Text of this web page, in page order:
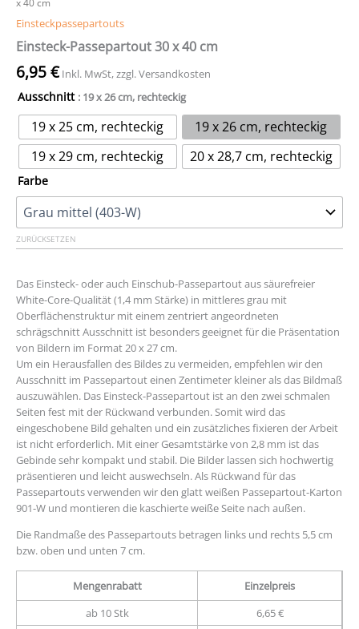
Einsteckpassepartouts
Einsteck-Passepartout 30 x 40 cm
6,95€ Inkl. MwSt, zzgl. Versandkosten
Ausschnitt : 19 x 26 cm, rechteckig
19 x 25 cm, rechteckig
19 x 26 cm, rechteckig
19 x 29 cm, rechteckig
20 x 28,7 cm, rechteckig
Farbe
ZURÜCKSETZEN
Das Einsteck- oder auch Einschub-Passepartout aus säurefreier
White-Core-Qualität (1,4 mm Stärke) in mittleres grau mit
Oberflächenstruktur mit einem zentriert angeordneten
schrägschnitt Ausschnitt ist besonders geeignet für die Präsentation
von Bildern im Format 20 x 27 cm.
Um ein Herausfallen des Bildes zu vermeiden, empfehlen wir den
Ausschnitt im Passepartout einen Zentimeter kleiner als das Bildmaß
auszuwählen. Das Einsteck-Passepartout ist an den zwei schmalen
Seiten fest mit der Rückwand verbunden. Somit wird das
eingeschobene Bild gehalten und ein zusätzliches fixieren der Arbeit
ist nicht erforderlich. Mit einer Gesamtstärke von 2,8 mm ist das
Gebinde sehr kompakt und stabil. Die Bilder lassen sich hochwertig
präsentieren und leicht auswechseln. Als Rückwand für das
Passepartouts verwenden wir den glatt weißen Passepartout-Karton
901-W und montieren die kaschierte weiße Seite nach außen.
Die Randmaße des Passepartouts betragen links und rechts 5,5 cm
bzw. oben und unten 7 cm.
Mengenrabatt
Einzelpreis
ab 10 Stk
6,65 €